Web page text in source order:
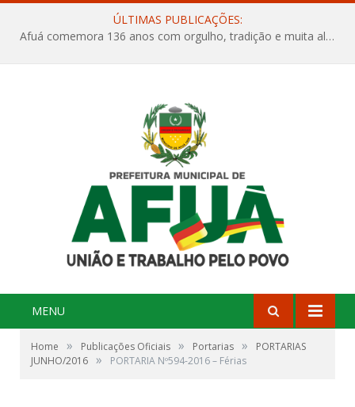
ÚLTIMAS PUBLICAÇÕES:
Afuá comemora 136 anos com orgulho, tradição e muita alegria na Quadra Dr. Nelson Salomão
MENU
Home » Publicações Oficiais » Portarias »
PORTARIAS
JUNHO/2016 » PORTARIA Nº594-2016 – Férias